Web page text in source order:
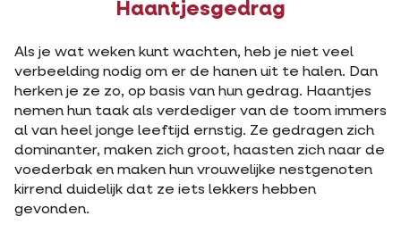
Haantjesgedrag
Als je wat weken kunt wachten, heb je niet veel
verbeelding nodig om er de hanen uit te halen. Dan
herken je ze zo, op basis van hun gedrag. Haantjes
nemen hun taak als verdediger van de toom immers
al van heel jonge leeftijd ernstig. Ze gedragen zich
dominanter, maken zich groot, haasten zich naar de
voederbak en maken hun vrouwelijke nestgenoten
kirrend duidelijk dat ze iets lekkers hebben
gevonden.